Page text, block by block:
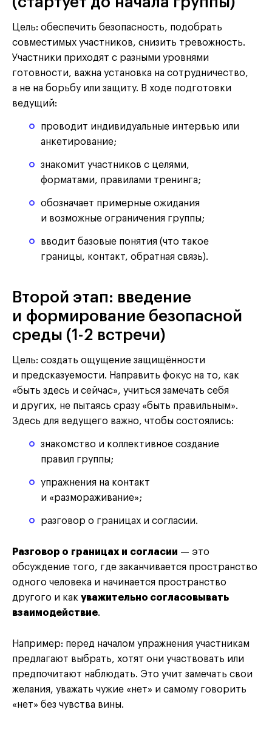
Цель: обеспечить безопасность, подобрать
совместимых участников, снизить тревожность.
Участники приходят с разными уровнями
готовности, важна установка на сотрудничество,
а не на борьбу или защиту. В ходе подготовки
ведущий:
проводит индивидуальные интервью или
анкетирование;
знакомит участников с целями,
форматами, правилами тренинга;
обозначает примерные ожидания
и возможные ограничения группы;
вводит базовые понятия (что такое
границы, контакт, обратная связь).
Второй этап: введение
и формирование безопасной
среды (1-2 встречи)
Цель: создать ощущение защищённости
и предсказуемости. Направить фокус на то, как
«быть здесь и сейчас», учиться замечать себя
и других, не пытаясь сразу «быть правильным».
Здесь для ведущего важно, чтобы состоялись:
знакомство и коллективное создание
правил группы;
упражнения на контакт
и «размораживание»;
разговор о границах и согласии.
Разговор о границах и согласии — это
обсуждение того, где заканчивается пространство
одного человека и начинается пространство
другого и как уважительно согласовывать
взаимодействие.
Например: перед началом упражнения участникам
предлагают выбрать, хотят они участвовать или
предпочитают наблюдать. Это учит замечать свои
желания, уважать чужие «нет» и самому говорить
«нет» без чувства вины.